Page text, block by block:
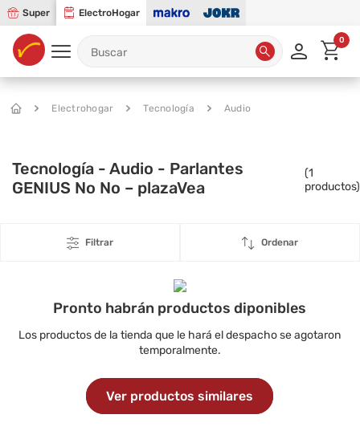
Super ElectroHogar
0
Electrohogar Tecnología Audio
Tecnología - Audio - Parlantes
GENIUS No No – plazaVea
(1
productos)
Filtrar Ordenar
Pronto habrán productos diponibles
Los productos de la tienda que le hará el despacho se agotaron
temporalmente.
Ver productos similares